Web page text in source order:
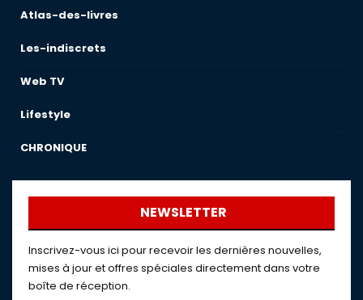
Atlas-des-livres
Les-indiscrets
Web TV
Lifestyle
CHRONIQUE
NEWSLETTER
Inscrivez-vous ici pour recevoir les dernières nouvelles,
mises à jour et offres spéciales directement dans votre
boîte de réception.